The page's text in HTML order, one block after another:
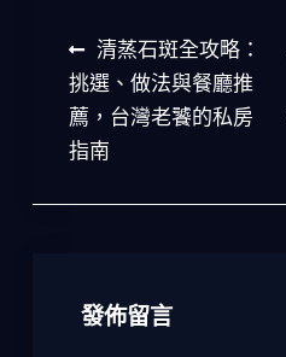
文
章
導
覽
清蒸石斑全攻略：
挑選、做法與餐廳推
薦，台灣老饕的私房
指南
發佈留言